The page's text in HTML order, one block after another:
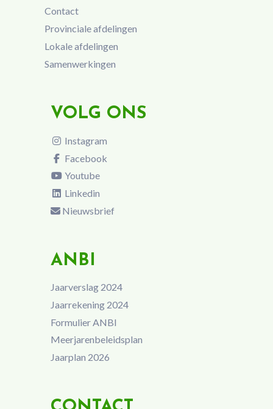
Contact
Provinciale afdelingen
Lokale afdelingen
Samenwerkingen
VOLG ONS
Instagram
Facebook
Youtube
Linkedin
Nieuwsbrief
ANBI
Jaarverslag 2024
Jaarrekening 2024
Formulier ANBI
Meerjarenbeleidsplan
Jaarplan 2026